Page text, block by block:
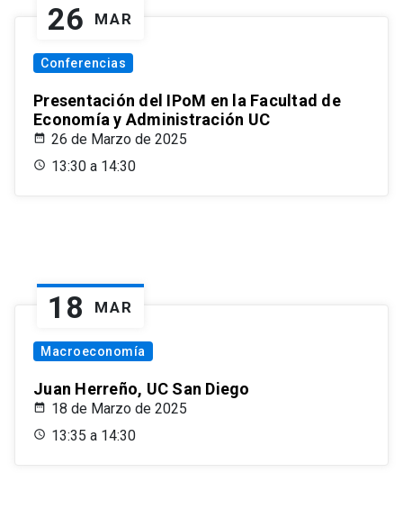
26 MAR
Conferencias
Presentación del IPoM en la Facultad de
Economía y Administración UC
26 de Marzo de 2025
13:30 a 14:30
18 MAR
Macroeconomía
Juan Herreño, UC San Diego
18 de Marzo de 2025
13:35 a 14:30